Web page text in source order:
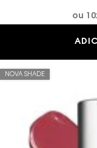
ou 10
NOVA SHADE